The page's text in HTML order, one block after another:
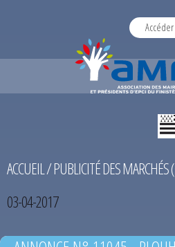
ACCUEIL/PUBLICITÉ DES
03-04-2017